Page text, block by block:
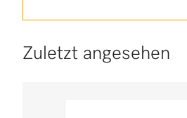
Zuletzt angesehen